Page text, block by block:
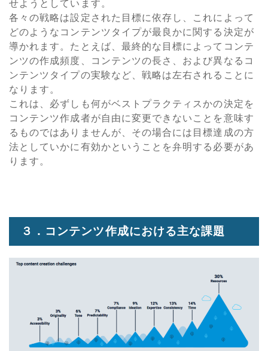
せようとしています。
各々の戦略は設定された目標に依存し、これによって
どのようなコンテンツタイプが最良かに関する決定が
導かれます。たとえば、最終的な目標によってコンテ
ンツの作成頻度、コンテンツの長さ、および異なるコ
ンテンツタイプの実験など、戦略は左右されることに
なります。
これは、必ずしも何がベストプラクティスかの決定を
コンテンツ作成者が自由に変更できないことを意味す
るものではありませんが、その場合には目標達成の方
法としていかに有効かということを弁明する必要があ
ります。
３．コンテンツ作成における主な課題